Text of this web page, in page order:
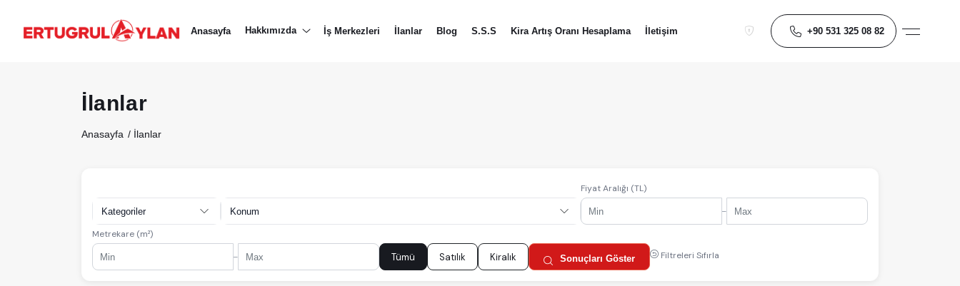
Anasayfa Hakkımızda İş Merkezleri İlanlar Blog S.S.S Kira Artış Oranı Hesaplama İletişim +90 531 325 08 82
İlanlar
Anasayfa İlanlar
Kategoriler Konum
Fiyat Aralığı (TL)
-
Metrekare (m²)
- Tümü Satılık Kiralık Sonuçları Göster Filtreleri Sıfırla
Hakkımızda